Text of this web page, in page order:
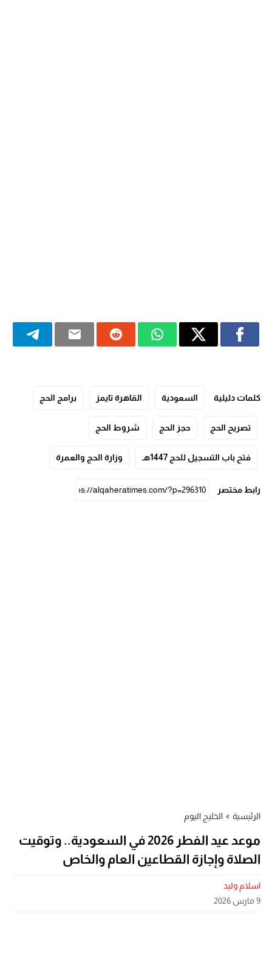
كلمات دليلية السعودية القاهرة تايمز برامج الحج
تصريح الحج حجز الحج شروط الحج
فتح باب التسجيل للحج 1447هـ وزارة الحج والعمرة
رابط مختصر
الرئيسية » الخليج اليوم
موعد عيد الفطر 2026 في السعودية.. وتوقيت
الصلاة وإجازة القطاعين العام والخاص
اسلام وليد
9 مارس 2026